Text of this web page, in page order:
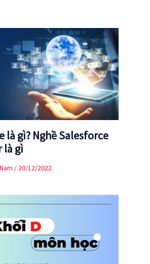
là gì? Nghề Salesforce
là gì
/ 20/12/2022